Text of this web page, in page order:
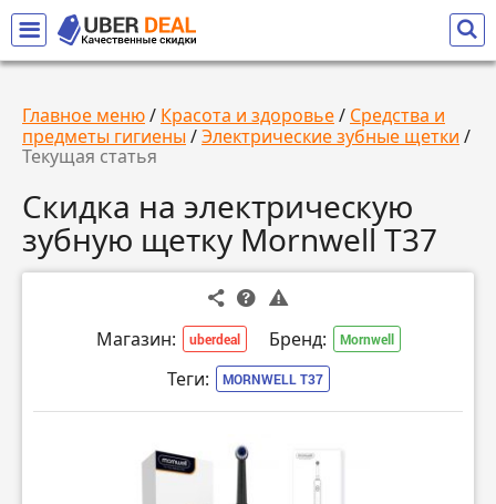
Главное меню/ Красота и здоровье/ Средства и
предметы гигиены /Электрические зубные щетки /
Текущая статья
Скидка на электрическую
зубную щетку Mornwell T37
Магазин: uberdeal Бренд: Mornwell
Теги: MORNWELL T37